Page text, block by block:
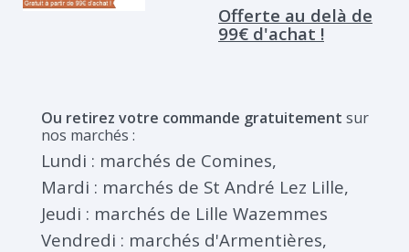
Offerte au delà de
99€ d'achat !
Ou retirez votre commande gratuitement sur
nos marchés :
Lundi : marchés de Comines,
Mardi : marchés de St André Lez Lille,
Jeudi : marchés de Lille Wazemmes
Vendredi : marchés d'Armentières,